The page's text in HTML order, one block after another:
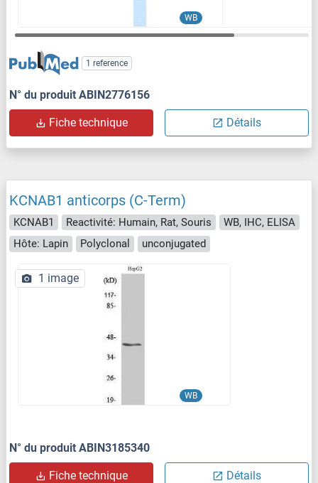
WB
1 reference
N° du produit ABIN2776156
Fiche technique Détails
KCNAB1 anticorps (C-Term)
KCNAB1 Reactivité: Humain, Rat, Souris
WB, IHC, ELISA
Hôte: Lapin
Polyclonal unconjugated
WB
1 image
N° du produit ABIN3185340
Fiche technique Détails